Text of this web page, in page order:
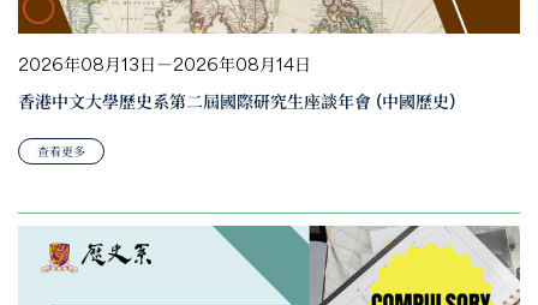
2026年08月13日－2026年08月14日
香港中文大學歷史系第二屆國際研究生座談年會 (中國歷史)
查看更多